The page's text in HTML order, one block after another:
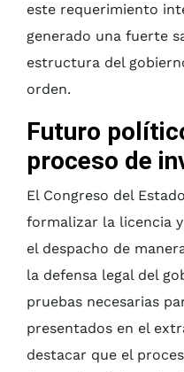
este requerimiento
generado una fuerte
estructura del
orden.
Futuro
proceso de
El Congreso del
formalizar la licencia
el despacho de
la defensa legal del
pruebas necesarias
presentados en el
destacar que el